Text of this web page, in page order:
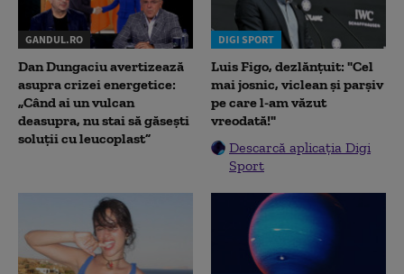
GANDUL.RO
Dan Dungaciu avertizează
asupra crizei energetice:
„Când ai un vulcan
deasupra, nu stai să găsești
soluții cu leucoplast”
DIGI SPORT
Luis Figo, dezlănțuit: "Cel
mai josnic, viclean și parșiv
pe care l-am văzut
vreodată!"
Descarcă aplicația Digi
Sport